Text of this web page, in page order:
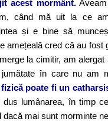
acest mormânt.Aveam
când mă uit la ce
și e bine să
amețeală cred că au fost
la cimitir, am alergat
în care nu am
fizică poate fi un
lumânarea, în timp
dacă mai sunt morminte